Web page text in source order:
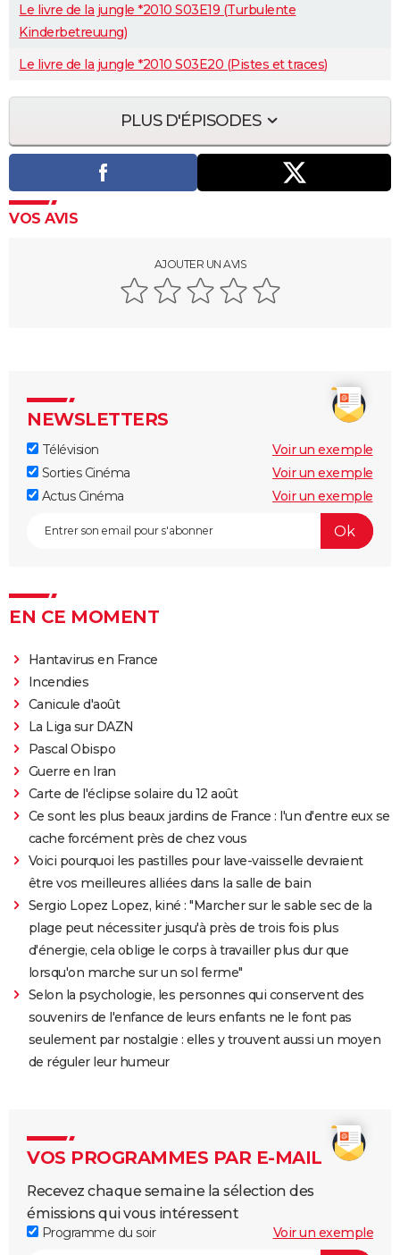
Le livre de la jungle *2010 S03E19 (Turbulente
Kinderbetreuung)
Le livre de la jungle *2010 S03E20 (Pistes et traces)
PLUS D'ÉPISODES
VOS AVIS
AJOUTER UN AVIS
NEWSLETTERS
Télévision
Voir un exemple
Sorties Cinéma
Voir un exemple
Actus Cinéma
Voir un exemple
EN CE MOMENT
Hantavirus en France
Incendies
Canicule d'août
La Liga sur DAZN
Pascal Obispo
Guerre en Iran
Carte de l'éclipse solaire du 12 août
Ce sont les plus beaux jardins de France : l'un d'entre eux se
cache forcément près de chez vous
Voici pourquoi les pastilles pour lave-vaisselle devraient
être vos meilleures alliées dans la salle de bain
Sergio Lopez Lopez, kiné : "Marcher sur le sable sec de la
plage peut nécessiter jusqu'à près de trois fois plus
d'énergie, cela oblige le corps à travailler plus dur que
lorsqu'on marche sur un sol ferme"
Selon la psychologie, les personnes qui conservent des
souvenirs de l'enfance de leurs enfants ne le font pas
seulement par nostalgie : elles y trouvent aussi un moyen
de réguler leur humeur
VOS PROGRAMMES PAR E-MAIL
Recevez chaque semaine la sélection des
émissions qui vous intéressent
Programme du soir Voir un exemple